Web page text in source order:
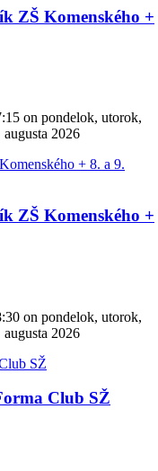
ZŠ Komenského +
on pondelok, utorok,
2026
ZŠ Komenského +
on pondelok, utorok,
2026
Club SŽ